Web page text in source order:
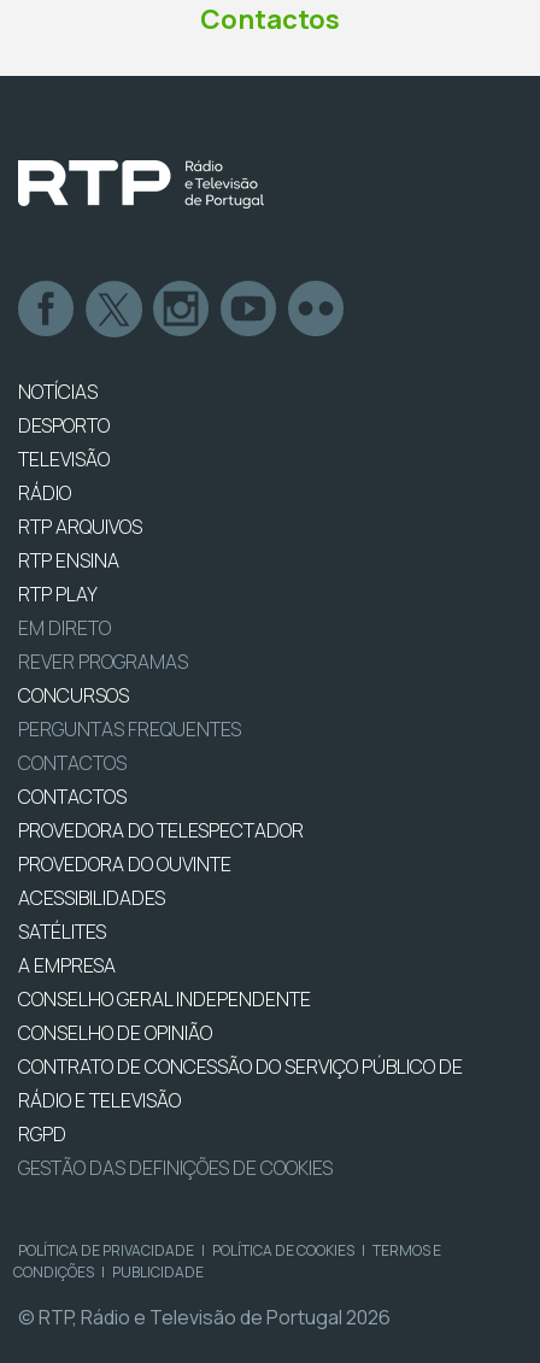
Contactos
NOTÍCIAS
DESPORTO
TELEVISÃO
RÁDIO
RTP ARQUIVOS
RTP ENSINA
RTP PLAY
EM DIRETO
REVER PROGRAMAS
CONCURSOS
PERGUNTAS FREQUENTES
CONTACTOS
CONTACTOS
PROVEDORA DO TELESPECTADOR
PROVEDORA DO OUVINTE
ACESSIBILIDADES
SATÉLITES
A EMPRESA
CONSELHO GERAL INDEPENDENTE
CONSELHO DE OPINIÃO
CONTRATO DE CONCESSÃO DO SERVIÇO PÚBLICO DE
RÁDIO E TELEVISÃO
RGPD
GESTÃO DAS DEFINIÇÕES DE COOKIES
POLÍTICA DE PRIVACIDADE | POLÍTICA DE COOKIES | TERMOS E
CONDIÇÕES | PUBLICIDADE
© RTP, Rádio e Televisão de Portugal 2026